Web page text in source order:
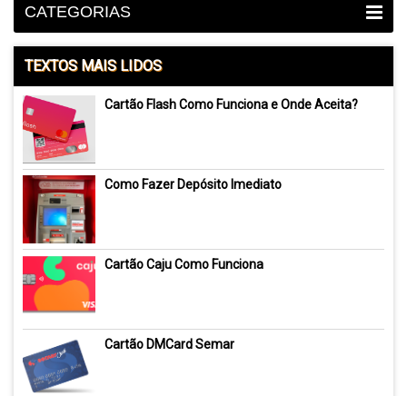
CATEGORIAS
TEXTOS MAIS LIDOS
Cartão Flash Como Funciona e Onde Aceita?
Como Fazer Depósito Imediato
Cartão Caju Como Funciona
Cartão DMCard Semar